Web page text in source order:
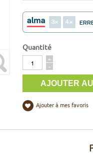
3 4
Quantité
Quantité
+
-
Ajouter à mes favoris